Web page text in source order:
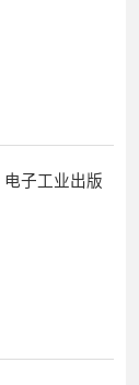
子工业出版